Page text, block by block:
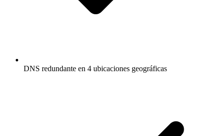
DNS redundante en 4 ubicaciones geográficas